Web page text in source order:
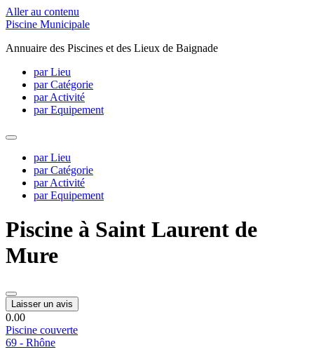
Aller au contenu
Piscine Municipale
Annuaire des Piscines et des Lieux de Baignade
par Lieu
par Catégorie
par Activité
par Equipement
par Lieu
par Catégorie
par Activité
par Equipement
Piscine à Saint Laurent de
Mure
Laisser un avis
0.00
Piscine couverte
69 - Rhône